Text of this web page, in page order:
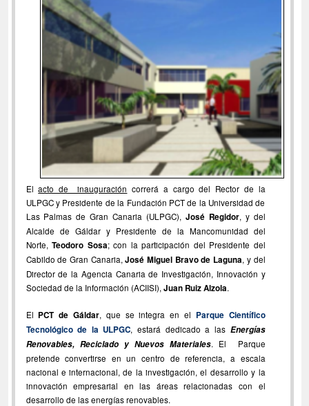
Elacto de inauguración correrá a cargo del Rector de la
ULPGC y Presidente de la Fundación PCT de la Universidad de
Las Palmas de Gran Canaria (ULPGC), José Regidor, y del
Alcalde de Gáldar y Presidente de la Mancomunidad del
Norte, Teodoro Sosa; con la participación del Presidente del
Cabildo de Gran Canaria,José Miguel Bravo de Laguna, y del
Director de la Agencia Canaria de Investigación, Innovación y
Sociedad de la Información (ACIISI), Juan Ruiz Alzola.
ElPCT de Gáldar, que se integra en el Parque Científico
Tecnológico de la ULPGC, estará dedicado a las Energías
Renovables, Reciclado y Nuevos Materiales. El Parque
pretende convertirse en un centro de referencia, a escala
nacional e internacional, de la investigación, el desarrollo y la
innovación empresarial en las áreas relacionadas con el
desarrollo de las energías renovables.